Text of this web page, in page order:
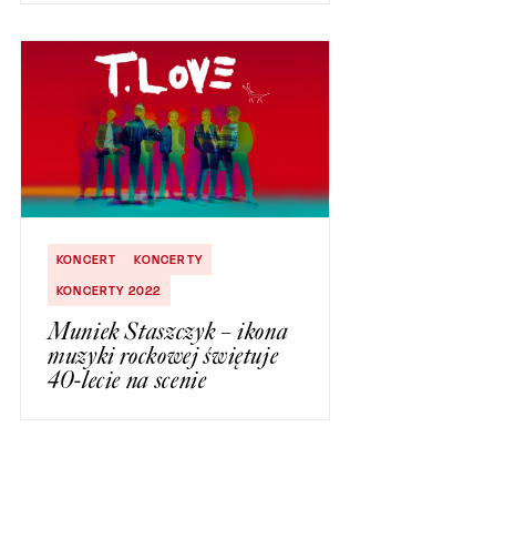
KONCERT
KONCERTY
KONCERTY 2022
Muniek Staszczyk – ikona
muzyki rockowej świętuje
40-lecie na scenie